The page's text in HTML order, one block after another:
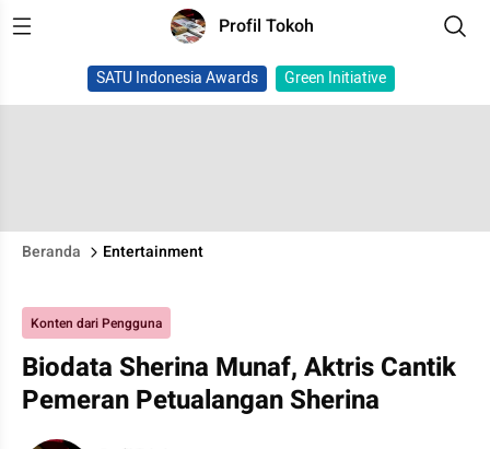
Profil Tokoh
SATU Indonesia Awards Green Initiative
Beranda Entertainment
Konten dari Pengguna
Biodata Sherina Munaf, Aktris Cantik
Pemeran Petualangan Sherina